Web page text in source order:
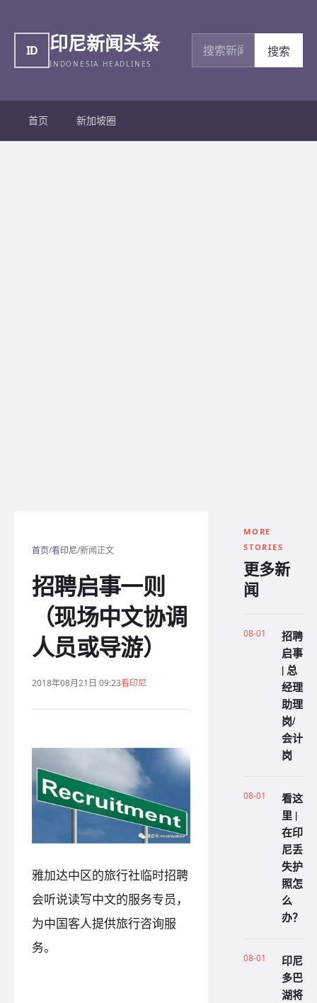
ID 印尼新闻头条
INDONESIA HEADLINES
搜索新闻
搜索
首页 新加坡圈
首页/看印尼/新闻正文
招聘启事一则
（现场中文协调
人员或导游）
2018年08月21日 09:23看印尼
雅加达中区的旅行社临时招聘
会听说读写中文的服务专员，
为中国客人提供旅行咨询服
务。
MORE
STORIES
更多新
闻
08-01
招聘
启事
| 总
经理
助理
岗/
会计
岗
08-01
看这
里 |
在印
尼丢
失护
照怎
么
办？
08-01
印尼
多巴
湖将